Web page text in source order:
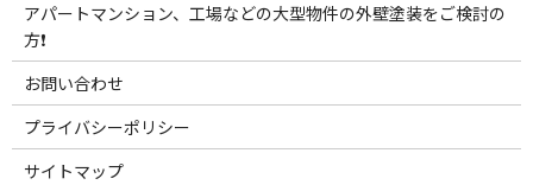
アパートマンション、工場などの大型物件の外壁塗装をご検討の
方❗️
お問い合わせ
プライバシーポリシー
サイトマップ